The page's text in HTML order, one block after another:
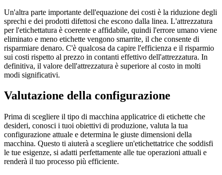
Un'altra parte importante dell'equazione dei costi è la riduzione degli
sprechi e dei prodotti difettosi che escono dalla linea. L'attrezzatura
per l'etichettatura è coerente e affidabile, quindi l'errore umano viene
eliminato e meno etichette vengono smarrite, il che consente di
risparmiare denaro. C'è qualcosa da capire l'efficienza e il risparmio
sui costi rispetto al prezzo in contanti effettivo dell'attrezzatura. In
definitiva, il valore dell'attrezzatura è superiore al costo in molti
modi significativi.
Valutazione della configurazione
Prima di scegliere il tipo di macchina applicatrice di etichette che
desideri, conosci i tuoi obiettivi di produzione, valuta la tua
configurazione attuale e determina le giuste dimensioni della
macchina. Questo ti aiuterà a scegliere un'etichettatrice che soddisfi
le tue esigenze, si adatti perfettamente alle tue operazioni attuali e
renderà il tuo processo più efficiente.